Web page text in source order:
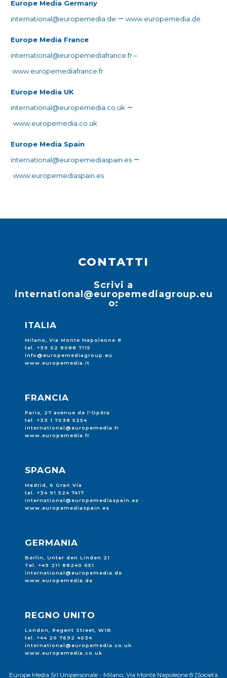
Europe Media Germany
international@europemedia.de – www.europemedia.de
Europe Media France
international@europemediafrance.fr–
www.europemediafrance.fr
Europe Media UK
international@europemedia.co.uk–
www.europemedia.co.uk
Europe Media Spain
international@europemediaspain.es–
www.europemediaspain.es
CONTATTI
Scrivi a
international@europemediagroup.eu
o:
ITALIA
Milano, Via Monte Napoleone 8
tel. +39 02 8088 7115
info@europemediagroup.eu
www.europemedia.it
FRANCIA
Paris, 27 avenue de l'Opéra
tel. +33 1 7038 5254
international@europemedia.fr
www.europemedia.fr
SPAGNA
Madrid, 6 Gran Vía
tel. +34 91 524 7417
international@europemediaspain.es
www.europemediaspain.es
GERMANIA
Berlin, Unter den Linden 21
Tel. +49 211 88240 051
international@europemedia.de
www.europemedia.de
REGNO UNITO
London, Regent Street, W1B
tel. +44 20 7692 4034
international@europemedia.co.uk
www.europemedia.co.uk
Europe Media Srl Unipersonale - Milano, Via Monte Napoleone 8 [Società